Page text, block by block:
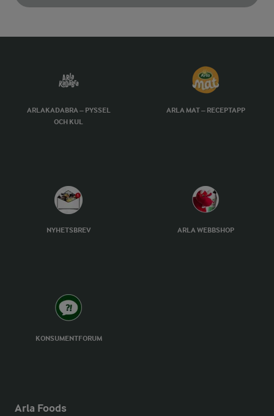
ARLAKADABRA – PYSSEL
OCH KUL
ARLA MAT – RECEPTAPP
NYHETSBREV ARLA WEBBSHOP
KONSUMENTFORUM
Arla Foods